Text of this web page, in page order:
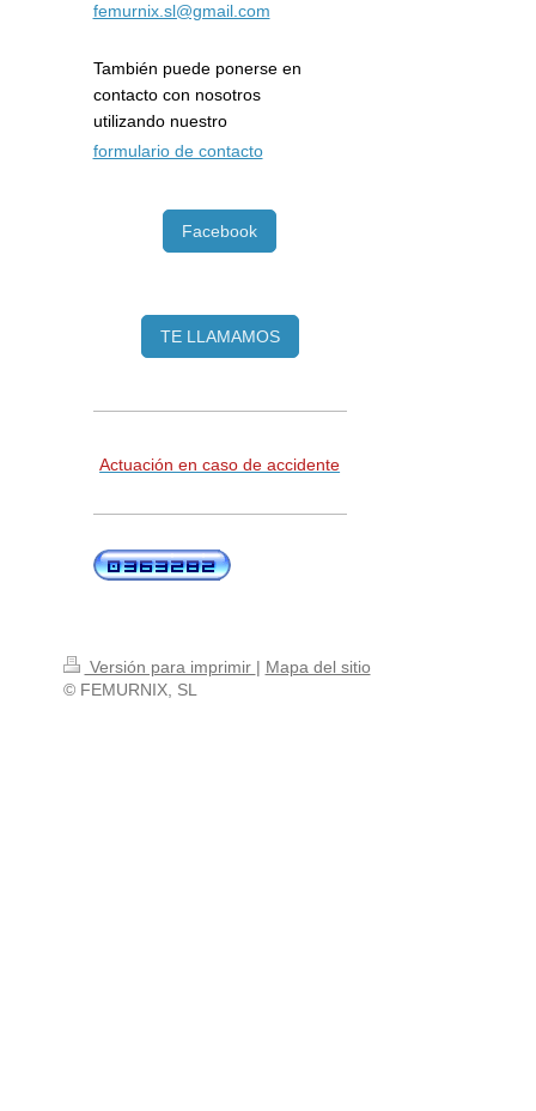
femurnix.sl@gmail.com
También puede ponerse en
contacto con nosotros
utilizando nuestro
formulario de contacto
Facebook
TE LLAMAMOS
Actuación en caso de accidente
Versión para imprimir | Mapa del sitio
© FEMURNIX, SL